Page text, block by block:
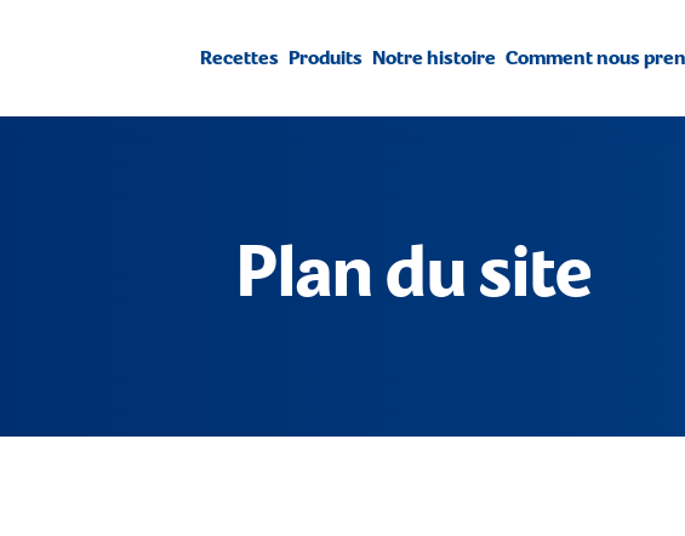
Recettes Produits Notre histoire Comment nous
Plan du site